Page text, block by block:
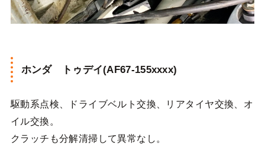
ホンダ トゥデイ(AF67-155xxxx)
駆動系点検、ドライブベルト交換、リアタイヤ交換、オ
イル交換。
クラッチも分解清掃して異常なし。